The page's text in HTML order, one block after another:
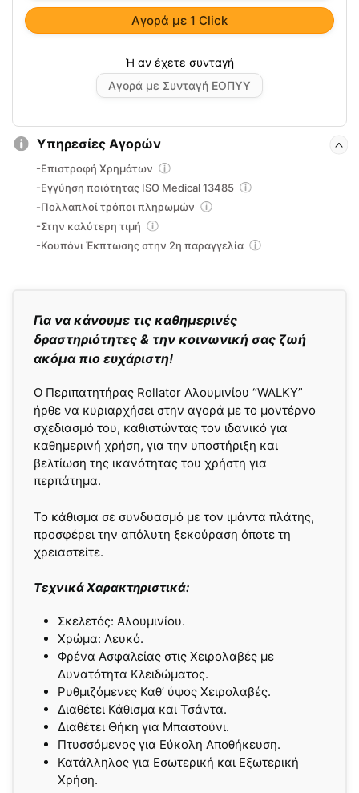
Για να κάνουμε τις καθημερινές
δραστηριότητες & την κοινωνική σας ζωή
ακόμα πιο ευχάριστη!
Ο Περιπατητήρας Rollator Αλουμινίου “WALKY”
ήρθε να κυριαρχήσει στην αγορά με το μοντέρνο
σχεδιασμό του, καθιστώντας τον ιδανικό για
καθημερινή χρήση, για την υποστήριξη και
βελτίωση της ικανότητας του χρήστη για
περπάτημα.
Το κάθισμα σε συνδυασμό με τον ιμάντα πλάτης,
προσφέρει την απόλυτη ξεκούραση όποτε τη
χρειαστείτε.
Τεχνικά Χαρακτηριστικά:
Σκελετός: Αλουμινίου.
Χρώμα: Λευκό.
Φρένα Ασφαλείας στις Χειρολαβές με
Δυνατότητα Κλειδώματος.
Ρυθμιζόμενες Καθ’ ύψος Χειρολαβές.
Διαθέτει Κάθισμα και Τσάντα.
Διαθέτει Θήκη για Μπαστούνι.
Πτυσσόμενος για Εύκολη Αποθήκευση.
Κατάλληλος για Εσωτερική και Εξωτερική
Χρήση.
Αγορά με Συνταγή ΕΟΠΥΥ
Αγορά με 1 Click
Υπηρεσίες Αγορών
-Επιστροφή Χρημάτων
-Εγγύηση ποιότητας ISO Medical 13485
-Πολλαπλοί τρόποι πληρωμών
-Στην καλύτερη τιμή
-Κουπόνι Έκπτωσης στην 2η παραγγελία